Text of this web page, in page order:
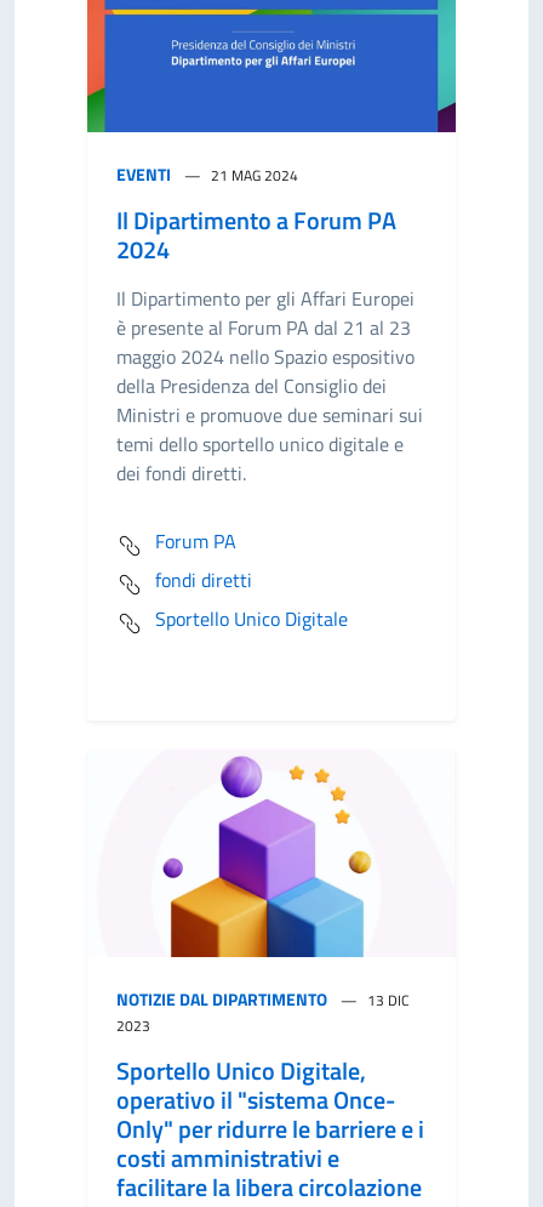
EVENTI 21 MAG 2024
Il Dipartimento a Forum PA
2024
Il Dipartimento per gli Affari Europei
è presente al Forum PA dal 21 al 23
maggio 2024 nello Spazio espositivo
della Presidenza del Consiglio dei
Ministri e promuove due seminari sui
temi dello sportello unico digitale e
dei fondi diretti.
Forum PA
fondi diretti
Sportello Unico Digitale
NOTIZIE DAL DIPARTIMENTO
13 DIC
2023
Sportello Unico Digitale,
operativo il "sistema Once-
Only" per ridurre le barriere e i
costi amministrativi e
facilitare la libera circolazione